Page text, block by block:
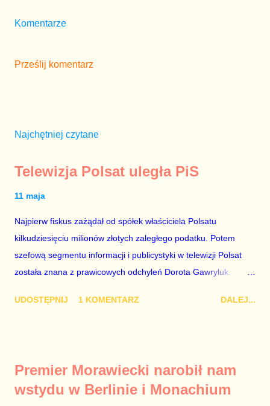
Komentarze
Prześlij komentarz
Najchętniej czytane
Telewizja Polsat uległa PiS
11 maja
Najpierw fiskus zażądał od spółek właściciela Polsatu
kilkudziesięciu milionów złotych zaległego podatku. Potem
szefową segmentu informacji i publicystyki w telewizji Polsat
została znana z prawicowych odchyleń Dorota Gawryluk.
marionetka partii rządzącej, żona agenta SB, który jest obecnie
tylko tam, gdzie nie ma trudnych pytań. Taki obrót spraw
przyjmuję ze smutkiem. Właściciela Polsatu – Zygmunta
UDOSTĘPNIJ 1 KOMENTARZ DALEJ...
Premier Morawiecki narobił nam
wstydu w Berlinie i Monachium